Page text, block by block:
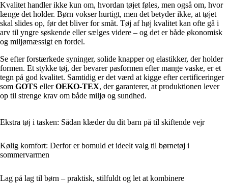
Kvalitet handler ikke kun om, hvordan tøjet føles, men også om, hvor
længe det holder. Børn vokser hurtigt, men det betyder ikke, at tøjet
skal slides op, før det bliver for småt. Tøj af høj kvalitet kan ofte gå i
arv til yngre søskende eller sælges videre – og det er både økonomisk
og miljømæssigt en fordel.
Se efter forstærkede syninger, solide knapper og elastikker, der holder
formen. Et stykke tøj, der bevarer pasformen efter mange vaske, er et
tegn på god kvalitet. Samtidig er det værd at kigge efter certificeringer
som GOTS ellerOEKO-TEX, der garanterer, at produktionen lever
op til strenge krav om både miljø og sundhed.
Ekstra tøj i tasken: Sådan klæder du dit barn på til skiftende vejr
Kølig komfort: Derfor er bomuld et ideelt valg til børnetøj i
sommervarmen
Lag på lag til børn – praktisk, stilfuldt og let at kombinere